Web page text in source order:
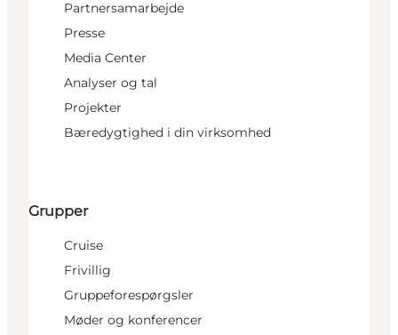
Partnersamarbejde
Presse
Media Center
Analyser og tal
Projekter
Bæredygtighed i din virksomhed
Grupper
Cruise
Frivillig
Gruppeforespørgsler
Møder og konferencer